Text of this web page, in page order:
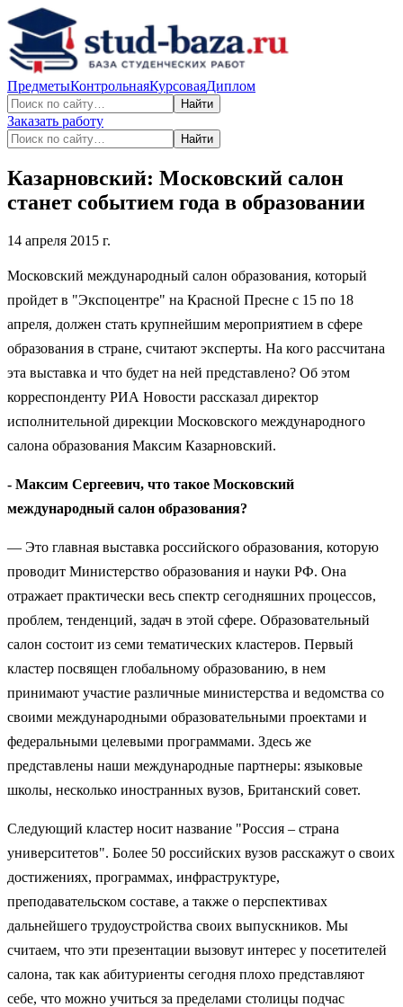
ПредметыКонтрольнаяКурсоваяДиплом
Найти
Заказать работу
Найти
Казарновский: Московский салон
станет событием года в образовании
14 апреля 2015 г.
Московский международный салон образования, который
пройдет в "Экспоцентре" на Красной Пресне с 15 по 18
апреля, должен стать крупнейшим мероприятием в сфере
образования в стране, считают эксперты. На кого рассчитана
эта выставка и что будет на ней представлено? Об этом
корреспонденту РИА Новости рассказал директор
исполнительной дирекции Московского международного
салона образования Максим Казарновский.
- Максим Сергеевич, что такое Московский
международный салон образования?
— Это главная выставка российского образования, которую
проводит Министерство образования и науки РФ. Она
отражает практически весь спектр сегодняшних процессов,
проблем, тенденций, задач в этой сфере. Образовательный
салон состоит из семи тематических кластеров. Первый
кластер посвящен глобальному образованию, в нем
принимают участие различные министерства и ведомства со
своими международными образовательными проектами и
федеральными целевыми программами. Здесь же
представлены наши международные партнеры: языковые
школы, несколько иностранных вузов, Британский совет.
Следующий кластер носит название "Россия – страна
университетов". Более 50 российских вузов расскажут о своих
достижениях, программах, инфраструктуре,
преподавательском составе, а также о перспективах
дальнейшего трудоустройства своих выпускников. Мы
считаем, что эти презентации вызовут интерес у посетителей
салона, так как абитуриенты сегодня плохо представляют
себе, что можно учиться за пределами столицы подчас